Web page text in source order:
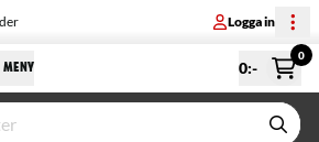
Logga in
MENY 0:-
0